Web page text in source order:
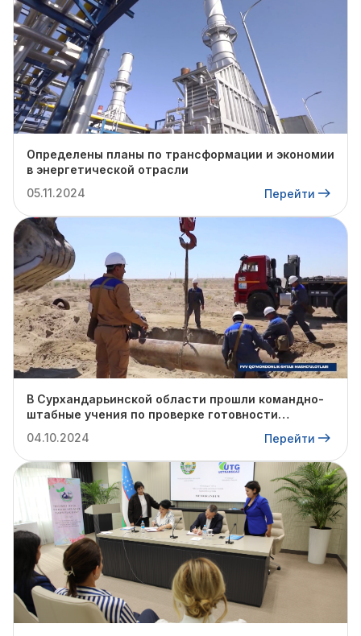
Определены планы по трансформации и экономии
в энергетической отрасли
05.11.2024
Перейти
В Сурхандарьинской области прошли командно-
штабные учения по проверке готовности
отопительному сезону.
04.10.2024 Перейти